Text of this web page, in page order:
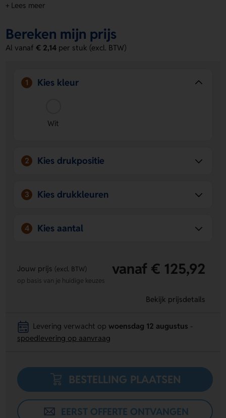
Op de voorzijde en achterzijde is ruimte voor een logo,
Voordelen van de Metric Duimstok
aflezing.
Voorzijde en achterzijde te bedrukken
+ Lees meer
Bereken mijn prijs
Al vanaf€ 2,14 per stuk (excl. BTW)
1 Kies kleur
Wit
2 Kies drukpositie
3 Kies drukkleuren
4 Kies aantal
Jouw prijs (excl. BTW) vanaf € 125,92
op basis van je huidige keuzes
Bekijk prijsdetails
Levering verwacht op woensdag 12 augustus
spoedlevering op aanvraag
BESTELLING PLAATSEN
EERST OFFERTE ONTVANGEN